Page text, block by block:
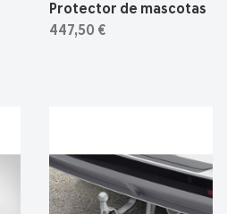
Protector de mascotas
447,50 €